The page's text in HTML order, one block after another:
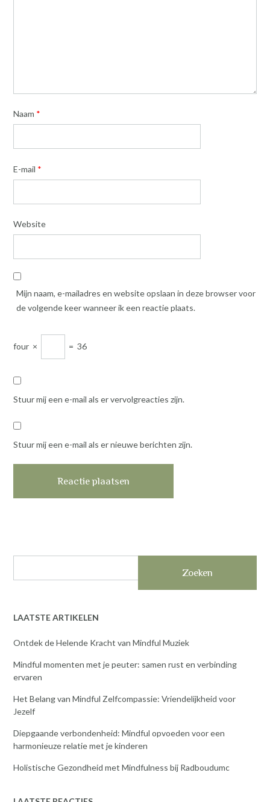
Naam *
E-mail *
Website
Mijn naam, e-mailadres en website opslaan in deze browser voor
de volgende keer wanneer ik een reactie plaats.
four × = 36
Stuur mij een e-mail als er vervolgreacties zijn.
Stuur mij een e-mail als er nieuwe berichten zijn.
Zoeken
LAATSTE ARTIKELEN
Ontdek de Helende Kracht van Mindful Muziek
Mindful momenten met je peuter: samen rust en verbinding
ervaren
Het Belang van Mindful Zelfcompassie: Vriendelijkheid voor
Jezelf
Diepgaande verbondenheid: Mindful opvoeden voor een
harmonieuze relatie met je kinderen
Holistische Gezondheid met Mindfulness bij Radboudumc